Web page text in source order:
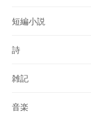
短編小説
詩
雑記
音楽